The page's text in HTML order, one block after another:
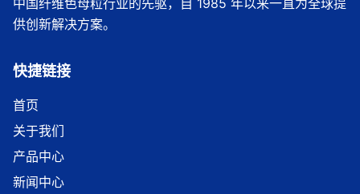
供创新解决方案。
快捷链接
首页
关于我们
产品中心
新闻中心